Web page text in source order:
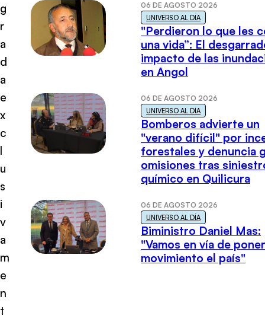
g
r
a
d
a
e
x
c
l
u
s
i
v
a
m
e
n
t
06 DE AGOSTO 2026
UNIVERSO AL DÍA
"Perdieron lo que les
una vida”: El
impacto de las
en Angol
06 DE AGOSTO 2026
UNIVERSO AL DÍA
Bomberos advierte un
"verano difícil" por
forestales y denuncia
omisiones tras
químico en Quilicura
06 DE AGOSTO 2026
UNIVERSO AL DÍA
Biministro Daniel Mas:
"Vamos en vía de
movimiento el país"